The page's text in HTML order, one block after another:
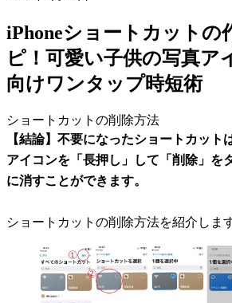
iPhoneショートカットの
ピ！可愛い子供の写真ア
向けワンタップ時短術
ショートカットの削除方法
【結論】不要になったショートカット
アイコンを「長押し」して「削除」を
に消すことができます。
ショートカットの削除方法を紹介します